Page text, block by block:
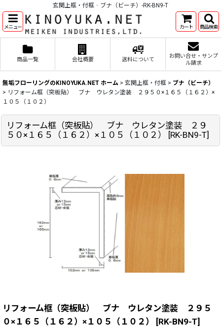
玄関上框・付框‐ブナ（ビーチ）-RK-BN9-T
メニュー カート 商品検索
商品一覧 会社概要 送料について
お問い合せ・サンプ
ル請求
無垢フローリングのKINOYUKA.NET ホーム > 玄関上框・付框 > ブナ（ビーチ）
> リフォーム框（突板貼） ブナ ウレタン塗装 ２９５０×１６５（１６２）×
１０５（１０２）
リフォーム框（突板貼） ブナ ウレタン塗装 ２９
５０×１６５（１６２）×１０５（１０２）
[RK-BN9-T]
リフォーム框（突板貼） ブナ ウレタン塗装 ２９５
０×１６５（１６２）×１０５（１０２）
[RK-BN9-T]